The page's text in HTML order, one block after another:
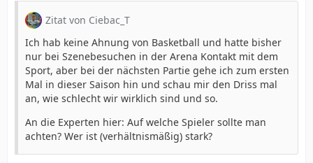
Zitat von Ciebac_T
Ich hab keine Ahnung von Basketball und hatte bisher
nur bei Szenebesuchen in der Arena Kontakt mit dem
Sport, aber bei der nächsten Partie gehe ich zum ersten
Mal in dieser Saison hin und schau mir den Driss mal
an, wie schlecht wir wirklich sind und so.
An die Experten hier: Auf welche Spieler sollte man
achten? Wer ist (verhältnismäßig) stark?